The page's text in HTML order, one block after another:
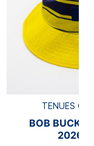
TENUES
BOB
2026/